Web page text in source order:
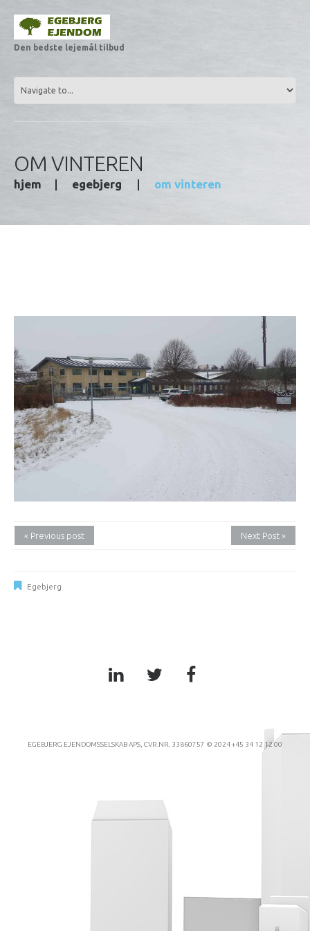
Den bedste lejemål tilbud
OM VINTEREN
hjem egebjerg om vinteren
« Previous post Next Post »
Egebjerg
EGEBJERG EJENDOMSSELSKAB APS, CVR.NR. 33860757 © 2024 +45 34 12 12 00